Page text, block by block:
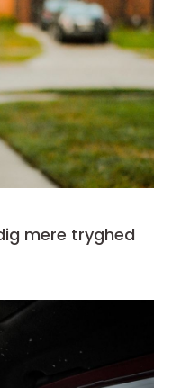
mere tryghed